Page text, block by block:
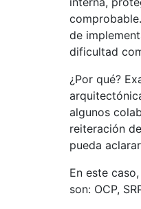
de
dificultad
¿Por qué?
algunos
reiteración
pueda
En este
son: OCP,